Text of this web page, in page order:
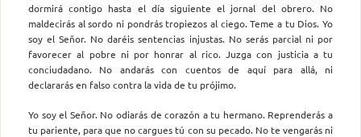
dormirá contigo hasta el día siguiente el jornal del obrero. No
maldecirás al sordo ni pondrás tropiezos al ciego. Teme a tu Dios. Yo
soy el Señor. No daréis sentencias injustas. No serás parcial ni por
favorecer al pobre ni por honrar al rico. Juzga con justicia a tu
conciudadano. No andarás con cuentos de aquí para allá, ni
declararás en falso contra la vida de tu prójimo.
Yo soy el Señor. No odiarás de corazón a tu hermano. Reprenderás a
tu pariente, para que no cargues tú con su pecado. No te vengarás ni